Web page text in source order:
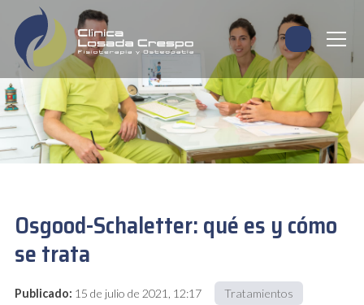
Osgood-Schaletter: qué es y cómo
se trata
Publicado: 15 de julio de 2021, 12:17 Tratamientos